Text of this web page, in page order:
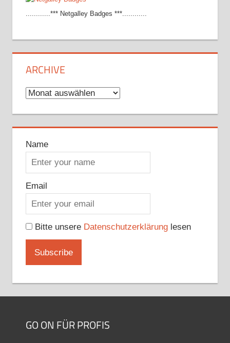
............*** Netgalley Badges ***............
ARCHIVE
Archive
Name
Email
Bitte unsere Datenschutzerklärunglesen
GO ON FÜR PROFIS